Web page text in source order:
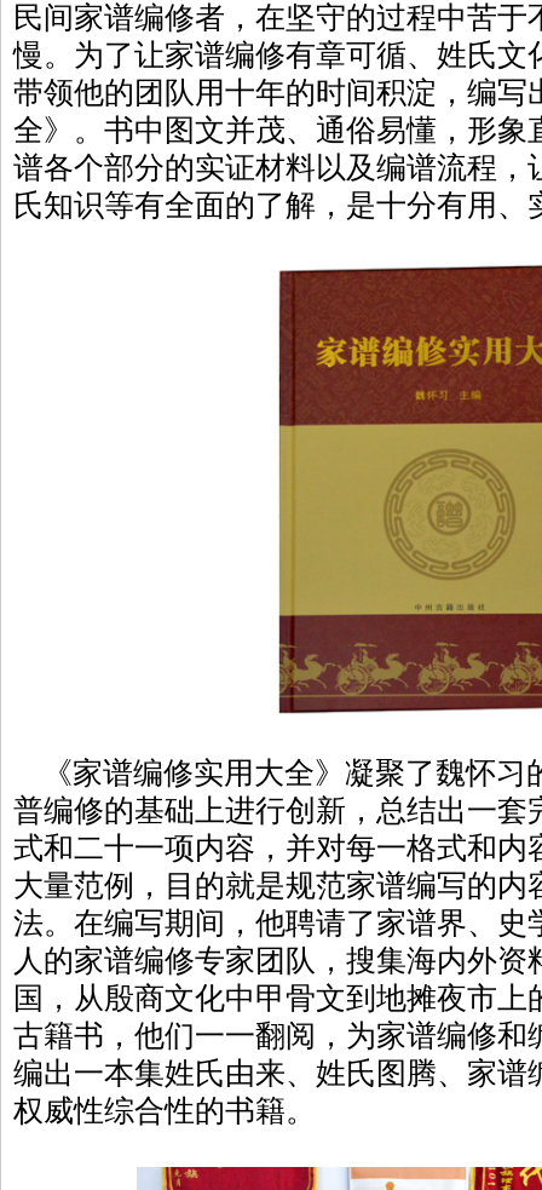
民间家谱编修者，在坚守的过程中苦
慢。为了让家谱编修有章可循、姓氏文
带领他的团队用十年的时间积淀，编写
全》。书中图文并茂、通俗易懂，形象
谱各个部分的实证材料以及编谱流程，
氏知识等有全面的了解，是十分有用
《家谱编修实用大全》凝聚了魏怀习
普编修的基础上进行创新，总结出一套
式和二十一项内容，并对每一格式和内
大量范例，目的就是规范家谱编写的内
法。在编写期间，他聘请了家谱界、史
人的家谱编修专家团队，搜集海内外
国，从殷商文化中甲骨文到地摊夜市
古籍书，他们一一翻阅，为家谱编修和
编出一本集姓氏由来、姓氏图腾、家谱
权威性综合性的书籍。